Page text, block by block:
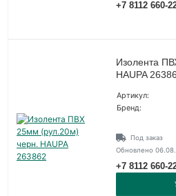
+7 8112 660-
Изолента
HAUPA
Артикул:
Бренд:
Под заказ
Обновлено
+7 8112 660-